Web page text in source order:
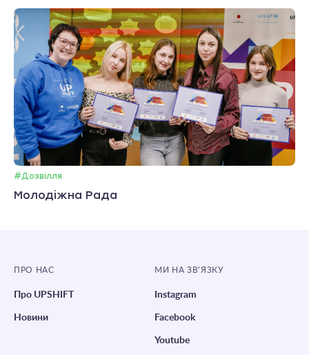
#Дозвілля
Молодіжна Рада
ПРО НАС
Про UPSHIFT
Новини
МИ НА ЗВ’ЯЗКУ
Instagram
Facebook
Youtube